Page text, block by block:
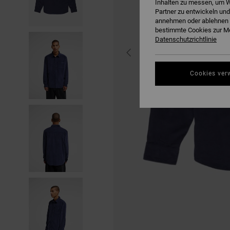
Inhalten zu messen, um
Partner zu entwickeln
annehmen oder
bestimmte Cookies zur
Datenschutzrichtlinie
Cookies